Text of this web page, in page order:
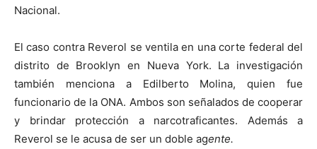
Nacional.
El caso contra Reverol se ventila en una corte federal del
distrito de Brooklyn en Nueva York. La investigación
también menciona a Edilberto Molina, quien fue
funcionario de la ONA. Ambos son señalados de cooperar
y brindar protección a narcotraficantes. Además a
Reverol se le acusa de ser un doble agente.